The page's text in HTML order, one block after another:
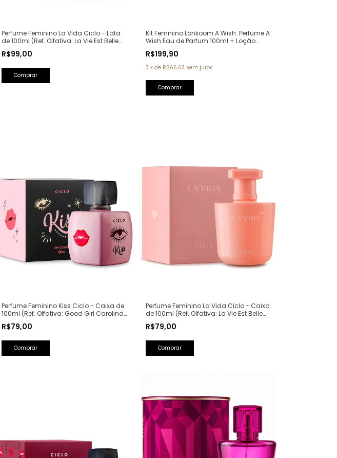
Perfume Feminino La Vida Ciclo - Lata
de 100ml (Ref. Olfativa: La Vie Est Belle
R$99,00
Kit Feminino Lonkoom A Wish: Perfume A
Wish Eau de Parfum 100ml + Loção
R$199,90
3 x de R$66,63 sem juros
Perfume Feminino Kiss Ciclo - Caixa de
100ml (Ref. Olfativa: Good Girl Carolina
R$79,00
Perfume Feminino La Vida Ciclo - Caixa
de 100ml (Ref. Olfativa: La Vie Est Belle
R$79,00